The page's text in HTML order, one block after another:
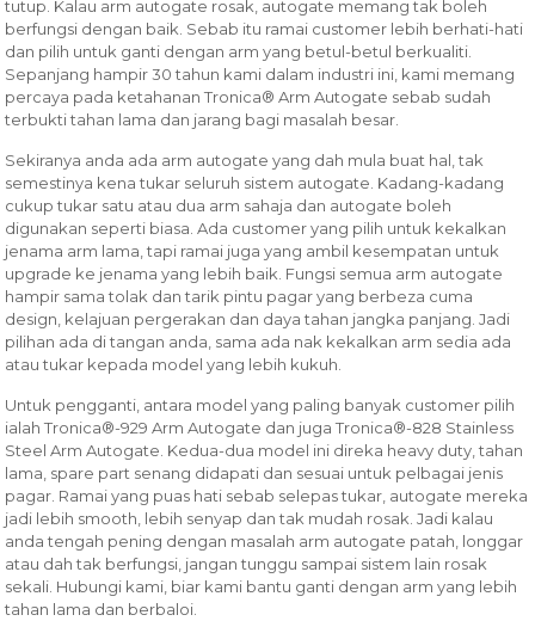
tutup. Kalau arm autogate rosak, autogate memang tak boleh
berfungsi dengan baik. Sebab itu ramai customer lebih berhati-hati
dan pilih untuk ganti dengan arm yang betul-betul berkualiti.
Sepanjang hampir 30 tahun kami dalam industri ini, kami memang
percaya pada ketahanan Tronica® Arm Autogate sebab sudah
terbukti tahan lama dan jarang bagi masalah besar.
Sekiranya anda ada arm autogate yang dah mula buat hal, tak
semestinya kena tukar seluruh sistem autogate. Kadang-kadang
cukup tukar satu atau dua arm sahaja dan autogate boleh
digunakan seperti biasa. Ada customer yang pilih untuk kekalkan
jenama arm lama, tapi ramai juga yang ambil kesempatan untuk
upgrade ke jenama yang lebih baik. Fungsi semua arm autogate
hampir sama tolak dan tarik pintu pagar yang berbeza cuma
design, kelajuan pergerakan dan daya tahan jangka panjang. Jadi
pilihan ada di tangan anda, sama ada nak kekalkan arm sedia ada
atau tukar kepada model yang lebih kukuh.
Untuk pengganti, antara model yang paling banyak customer pilih
ialah Tronica®-929 Arm Autogate dan juga Tronica®-828 Stainless
Steel Arm Autogate. Kedua-dua model ini direka heavy duty, tahan
lama, spare part senang didapati dan sesuai untuk pelbagai jenis
pagar. Ramai yang puas hati sebab selepas tukar, autogate mereka
jadi lebih smooth, lebih senyap dan tak mudah rosak. Jadi kalau
anda tengah pening dengan masalah arm autogate patah, longgar
atau dah tak berfungsi, jangan tunggu sampai sistem lain rosak
sekali. Hubungi kami, biar kami bantu ganti dengan arm yang lebih
tahan lama dan berbaloi.